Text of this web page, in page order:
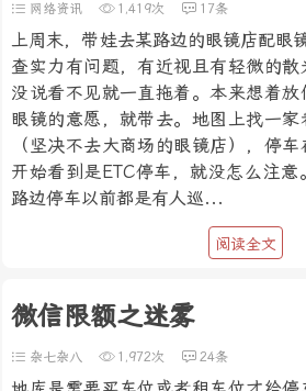
网络资讯 1,419次 17条
上周末，带娃去某路边的眼镜店配眼
查实力有问题，有近视且有轻微的
没说看不见就一直拖着。本来想着
眼镜的意愿，就带去。地图上找一
（坚决不去大商场的眼镜店），停
开始看到是ETC停车，就没怎么注意
路边停车以前都是有人巡...
阅读全文
微信限额之迷雾
杂七杂八 1,972次 24条